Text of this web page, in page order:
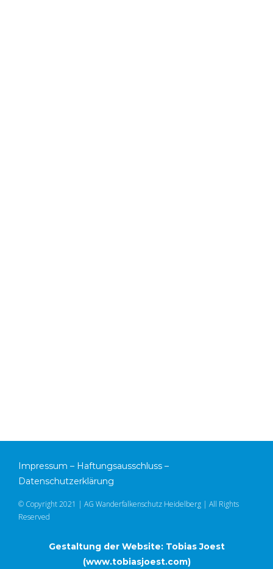
Impressum – Haftungsausschluss –
Datenschutzerklärung
© Copyright 2021 | AG Wanderfalkenschutz Heidelberg | All Rights
Reserved
Gestaltung der Website: Tobias Joest
(www.tobiasjoest.com)